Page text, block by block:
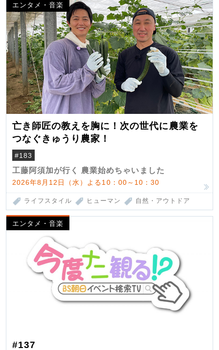
エンタメ・音楽
亡き師匠の教えを胸に！次の世代に農業を
つなぐきゅうり農家！
#183
工藤阿須加が行く 農業始めちゃいました
2026年8月12日（水）よる10：00～10：30
ライフスタイル ヒューマン 自然・アウトドア
エンタメ・音楽
#137